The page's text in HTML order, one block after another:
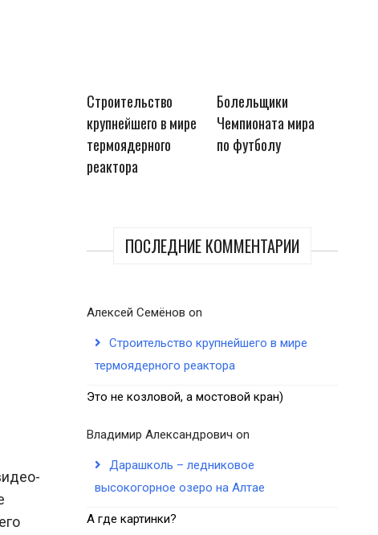
Строительство
крупнейшего в мире
термоядерного
реактора
Болельщики
Чемпионата мира
по футболу
ПОСЛЕДНИЕ КОММЕНТАРИИ
Алексей Семёнов on
Строительство крупнейшего в мире
термоядерного реактора
Это не козловой, а мостовой кран)
Владимир Александрович on
Дарашколь – ледниковое
высокогорное озеро на Алтае
А где картинки?